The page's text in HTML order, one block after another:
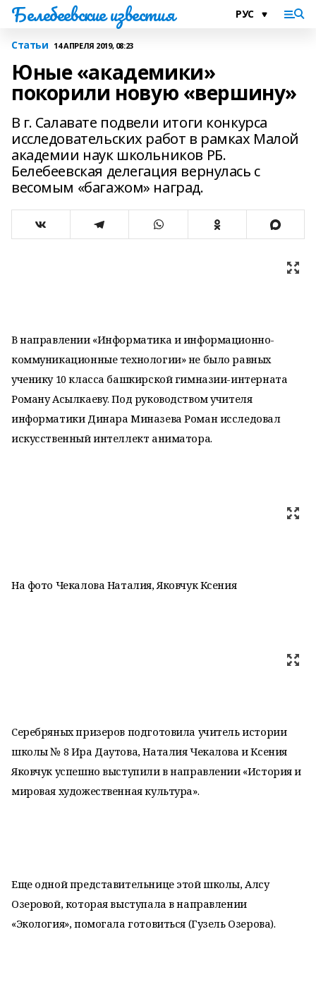
Белебеевские известия
Статьи 14 АПРЕЛЯ 2019, 08:23
Юные «академики»
покорили новую «вершину»
В г. Салавате подвели итоги конкурса
исследовательских работ в рамках Малой
академии наук школьников РБ.
Белебеевская делегация вернулась с
весомым «багажом» наград.
В направлении «Информатика и информационно-
коммуникационные технологии» не было равных
ученику 10 класса башкирской гимназии-интерната
Роману Асылкаеву. Под руководством учителя
информатики Динара Миназева Роман исследовал
искусственный интеллект аниматора.
На фото Чекалова Наталия, Яковчук Ксения
Серебряных призеров подготовила учитель истории
школы № 8 Ира Даутова, Наталия Чекалова и Ксения
Яковчук успешно выступили в направлении «История и
мировая художественная культура».
Еще одной представительнице этой школы, Алсу
Озеровой, которая выступала в направлении
«Экология», помогала готовиться (Гузель Озерова).